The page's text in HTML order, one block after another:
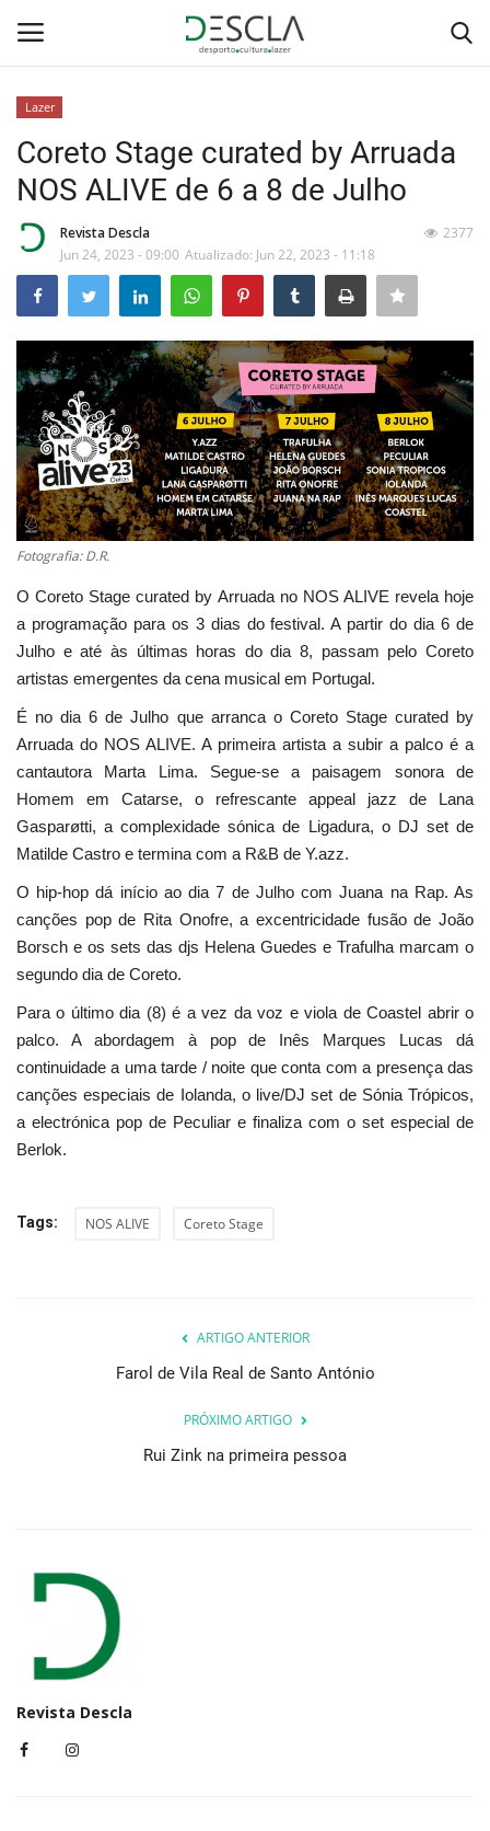
Home
...by Descla
Desporto
Contactos
Sobre Nós
Educação
Estatuto Editorial
Saúde
Ficha técnica
Lazer
Ambiente
Lazer
Coreto Stage curated by Arruada
NOS ALIVE de 6 a 8 de Julho
Revista Descla
Jun 24, 2023 - 09:00 Atualizado: Jun 22, 2023 - 11:18
2377
Fotografia: D.R.
O Coreto Stage curated by Arruada no NOS ALIVE revela hoje
a programação para os 3 dias do festival. A partir do dia 6 de
Julho e até às últimas horas do dia 8, passam pelo Coreto
artistas emergentes da cena musical em Portugal.
É no dia 6 de Julho que arranca o Coreto Stage curated by
Arruada do NOS ALIVE. A primeira artista a subir a palco é a
cantautora Marta Lima. Segue-se a paisagem sonora de
Homem em Catarse, o refrescante appeal jazz de Lana
Gasparøtti, a complexidade sónica de Ligadura, o DJ set de
Matilde Castro e termina com a R&B de Y.azz.
O hip-hop dá início ao dia 7 de Julho com Juana na Rap. As
canções pop de Rita Onofre, a excentricidade fusão de João
Borsch e os sets das djs Helena Guedes e Trafulha marcam o
segundo dia de Coreto.
Para o último dia (8) é a vez da voz e viola de Coastel abrir o
palco. A abordagem à pop de Inês Marques Lucas dá
continuidade a uma tarde / noite que conta com a presença das
canções especiais de Iolanda, o live/DJ set de Sónia Trópicos,
a electrónica pop de Peculiar e finaliza com o set especial de
Berlok.
Tags: NOS ALIVE Coreto Stage
ARTIGO ANTERIOR
Farol de Vila Real de Santo António
PRÓXIMO ARTIGO
Rui Zink na primeira pessoa
Revista Descla